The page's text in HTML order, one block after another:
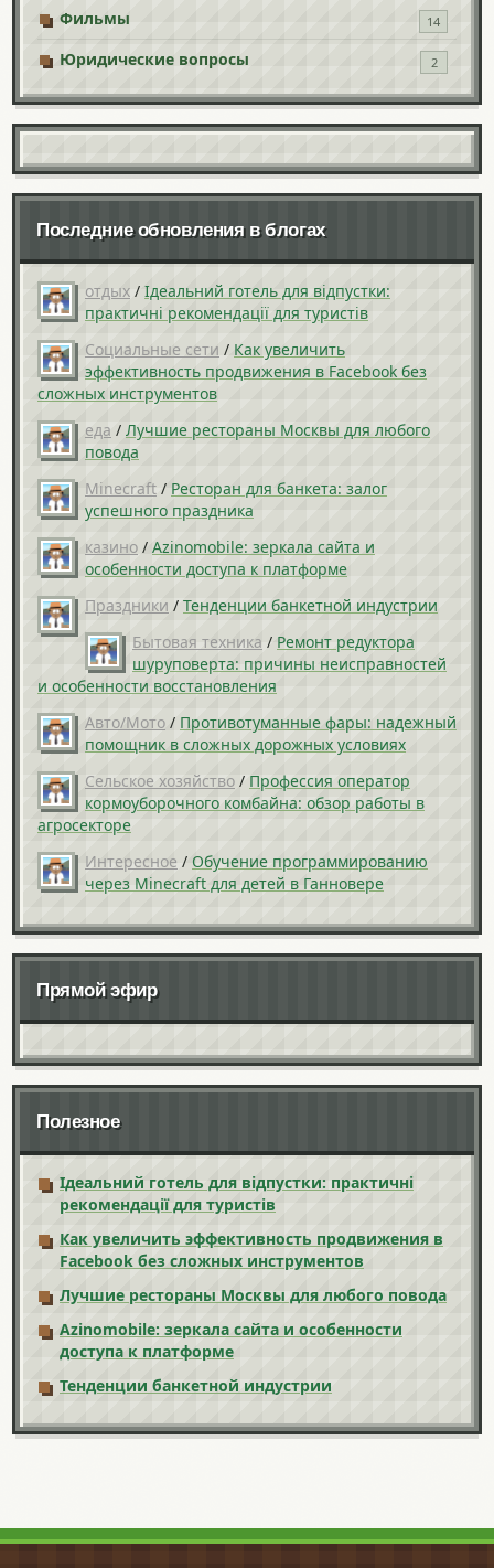
Фильмы 14
Юридические вопросы 2
Последние обновления в блогах
отдых / Ідеальний готель для відпустки:
практичні рекомендації для туристів
Социальные сети / Как увеличить
эффективность продвижения в Facebook без
сложных инструментов
еда / Лучшие рестораны Москвы для любого
повода
Minecraft / Ресторан для банкета: залог
успешного праздника
казино / Azinomobile: зеркала сайта и
особенности доступа к платформе
Праздники / Тенденции банкетной индустрии
Бытовая техника / Ремонт редуктора
шуруповерта: причины неисправностей
и особенности восстановления
Авто/Мото / Противотуманные фары: надежный
помощник в сложных дорожных условиях
Сельское хозяйство / Профессия оператор
кормоуборочного комбайна: обзор работы в
агросекторе
Интересное / Обучение программированию
через Minecraft для детей в Ганновере
Прямой эфир
Полезное
Ідеальний готель для відпустки: практичні
рекомендації для туристів
Как увеличить эффективность продвижения в
Facebook без сложных инструментов
Лучшие рестораны Москвы для любого повода
Azinomobile: зеркала сайта и особенности
доступа к платформе
Тенденции банкетной индустрии